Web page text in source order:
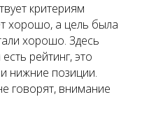
критериям
хорошо, а цель была
хорошо. Здесь
рейтинг, это
нижние позиции.
говорят, внимание